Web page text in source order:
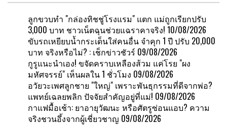
ลูกขวบทำ "กล่องทิชชู่โรงแรม" แตก แม่ถูกเรียกปรับ
3,000 บาท ชาวเน็ตฉุนช่วยแฉราคาจริง! 10/08/2026
ขับรถเหยียบน้ำกระเด็นใส่คนอื่น จำคุก 1 ปี ปรับ 20,000
บาท จริงหรือไม่? : เช็กข่าวชัวร์ 09/08/2026
กูรูแนะนำเอง! ขจัดคราบเหลืองส้วม แค่โรย "ผง
มหัศจรรย์" เห็นผลใน 1 ชั่วโมง 09/08/2026
อวัยวะเพศลูกชาย "ใหญ่" เพราะพันธุกรรมที่ดีจากพ่อ?
แพทย์เฉลยพลิก ปัจจัยสำคัญอยู่ที่แม่! 09/08/2026
กาแฟมื้อเช้า: ยาอายุวัฒนะ หรือศัตรูซ่อนแอบ? ความ
จริงชวนอึ้งจากผู้เชี่ยวชาญ 09/08/2026